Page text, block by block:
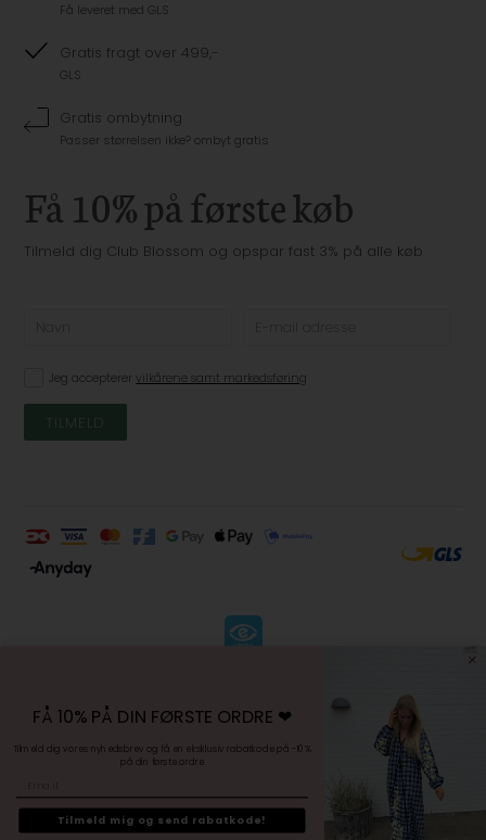
Få leveret med GLS
Gratis fragt over 499,-
GLS
Gratis ombytning
Passer størrelsen ikke? ombyt gratis
Få 10% på første køb
Tilmeld dig Club Blossom og opspar fast 3% på alle køb
Jeg accepterervilkårene samt markedsføring
-
-
PERSONDATAPOLITIK
FÅ 10% PÅ DIN FØRSTE ORDRE ❤︎
Tilmeld dig vores nyhedsbrev og få en eksklusiv rabatkode på -10%
på din første ordre
Tilmeld mig og send rabatkode!